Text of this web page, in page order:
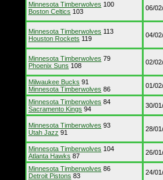
Minnesota Timberwolves 100
Boston Celtics 103 06/
Minnesota Timberwolves 113
Houston Rockets 119 04/
Minnesota Timberwolves 79
Phoenix Suns 108 02/
Milwaukee Bucks 91
Minnesota Timberwolves 86 01/
Minnesota Timberwolves 84
Sacramento Kings 94 30/
Minnesota Timberwolves 93
Utah Jazz 91 28/
Minnesota Timberwolves 104
Atlanta Hawks 87 26/
Minnesota Timberwolves 86
Detroit Pistons 83 24/